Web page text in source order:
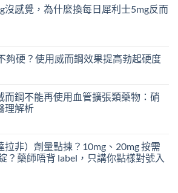
沒感覺，為什麼換每日犀利士5mg反而
夠硬？使用威而鋼效果提高勃起硬度
而鋼不能再使用血管擴張類藥物：硝
理解析
拉非）劑量點揀？10mg、20mg 按需
？藥師唔背 label，只講你點樣對號入